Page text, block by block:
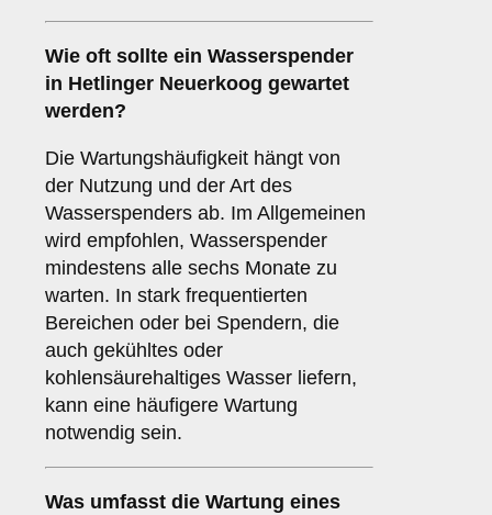
Wie oft sollte ein Wasserspender
in Hetlinger Neuerkoog gewartet
werden?
Die Wartungshäufigkeit hängt von
der Nutzung und der Art des
Wasserspenders ab. Im Allgemeinen
wird empfohlen, Wasserspender
mindestens alle sechs Monate zu
warten. In stark frequentierten
Bereichen oder bei Spendern, die
auch gekühltes oder
kohlensäurehaltiges Wasser liefern,
kann eine häufigere Wartung
notwendig sein.
Was umfasst die Wartung eines